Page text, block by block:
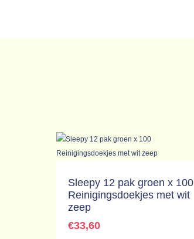
Sleepy 12 pak groen x 100
Reinigingsdoekjes met wit
zeep
€33,60